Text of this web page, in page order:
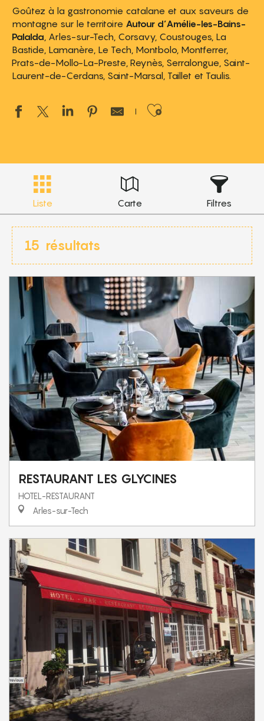
Goûtez à la gastronomie catalane et aux saveurs de
montagne sur le territoire Autour d’Amélie-les-Bains-
Palalda, Arles-sur-Tech, Corsavy, Coustouges, La
Bastide, Lamanère, Le Tech, Montbolo, Montferrer,
Prats-de-Mollo-La-Preste, Reynès, Serralongue, Saint-
Laurent-de-Cerdans, Saint-Marsal, Taillet et Taulis.
Ajouter aux
Liste Carte Filtres
15 résultats
RESTAURANT LES GLYCINES
HOTEL-RESTAURANT
Arles-sur-Tech